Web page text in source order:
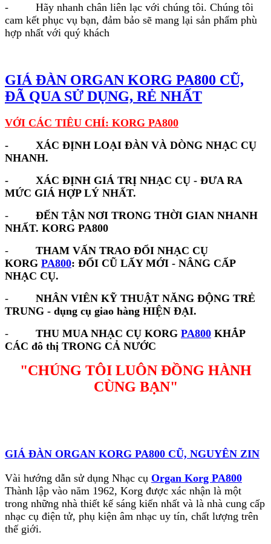
- Hãy nhanh chân liên lạc với chúng tôi. Chúng tôi
cam kết phục vụ bạn, đảm bảo sẽ mang lại sản phẩm phù
hợp nhất với quý khách
GIÁ ĐÀN ORGAN KORG PA800 CŨ,
ĐÃ QUA SỬ DỤNG, RẺ NHẤT
VỚI CÁC TIÊU CHÍ: KORG PA800
- XÁC ĐỊNH LOẠI ĐÀN VÀ DÒNG NHẠC CỤ
NHANH.
- XÁC ĐỊNH GIÁ TRỊ NHẠC CỤ - ĐƯA RA
MỨC GIÁ HỢP LÝ NHẤT.
- ĐẾN TẬN NƠI TRONG THỜI GIAN NHANH
NHẤT. KORG PA800
- THAM VẤN TRAO ĐỔI NHẠC CỤ
KORG PA800: ĐỔI CŨ LẤY MỚI - NÂNG CẤP
NHẠC CỤ.
- NHÂN VIÊN KỸ THUẬT NĂNG ĐỘNG TRẺ
TRUNG - dụng cụ giao hàng HIỆN ĐẠI.
- THU MUA NHẠC CỤ KORG PA800 KHẮP
CÁC đô thị TRONG CẢ NƯỚC
"CHÚNG TÔI LUÔN ĐỒNG HÀNH
CÙNG BẠN"
GIÁ ĐÀN ORGAN KORG PA800 CŨ, NGUYÊN ZIN
Vài hướng dẫn sử dụng Nhạc cụ Organ Korg PA800
Thành lập vào năm 1962, Korg được xác nhận là một
trong những nhà thiết kế sáng kiến nhất và là nhà cung cấp
nhạc cụ điện tử, phụ kiện âm nhạc uy tín, chất lượng trên
thế giới.